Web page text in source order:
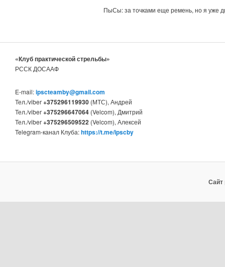
ПыСы: за точками еще ремень, но я уже
«Клуб практической стрельбы»
РССК ДОСААФ
E-mail:ipscteamby@gmail.com
Тел./viber+375296119930 (МТС), Андрей
Тел./viber+375296647064 (Velcom), Дмитрий
Тел./viber+375296509522 (Velcom), Алексей
Telegram-канал Клуба:https://t.me/ipscby
Сайт